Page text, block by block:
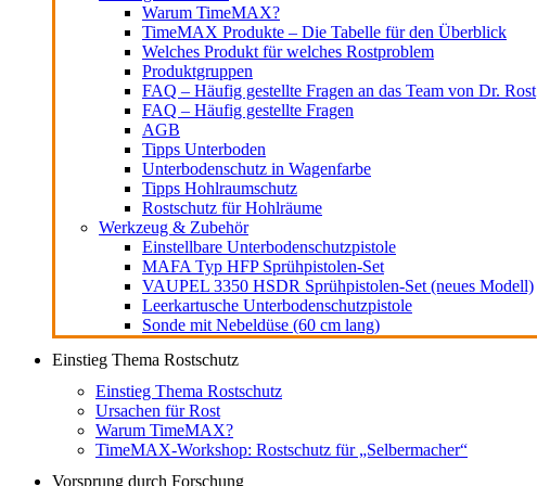
Warum TimeMAX?
TimeMAX Produkte – Die Tabelle für den Überblick
Welches Produkt für welches Rostproblem
Produktgruppen
FAQ – Häufig gestellte Fragen an das Team von Dr. Rost
FAQ – Häufig gestellte Fragen
AGB
Tipps Unterboden
Unterbodenschutz in Wagenfarbe
Tipps Hohlraumschutz
Rostschutz für Hohlräume
Werkzeug & Zubehör
Einstellbare Unterbodenschutzpistole
MAFA Typ HFP Sprühpistolen-Set
VAUPEL 3350 HSDR Sprühpistolen-Set (neues Modell)
Leerkartusche Unterbodenschutzpistole
Sonde mit Nebeldüse (60 cm lang)
Einstieg Thema Rostschutz
Einstieg Thema Rostschutz
Ursachen für Rost
Warum TimeMAX?
TimeMAX-Workshop: Rostschutz für „Selbermacher“
Vorsprung durch Forschung